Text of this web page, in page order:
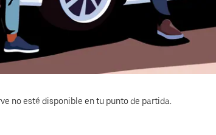
no esté disponible en tu punto de partida.